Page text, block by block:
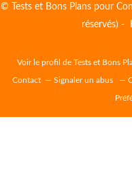
© Tests et Bons Plans pour
réservés) -
Voir le profil de Tests et Bons
Contact Signaler un abus